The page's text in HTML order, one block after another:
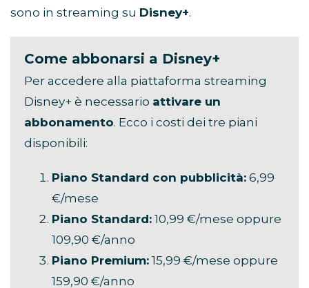
sono in streaming su Disney+.
Come abbonarsi a Disney+
Per accedere alla piattaforma streaming
Disney+ è necessario attivare un
abbonamento. Ecco i costi dei tre piani
disponibili:
Piano Standard con pubblicità: 6,99
€/mese
Piano Standard: 10,99 €/mese oppure
109,90 €/anno
Piano Premium: 15,99 €/mese oppure
159,90 €/anno